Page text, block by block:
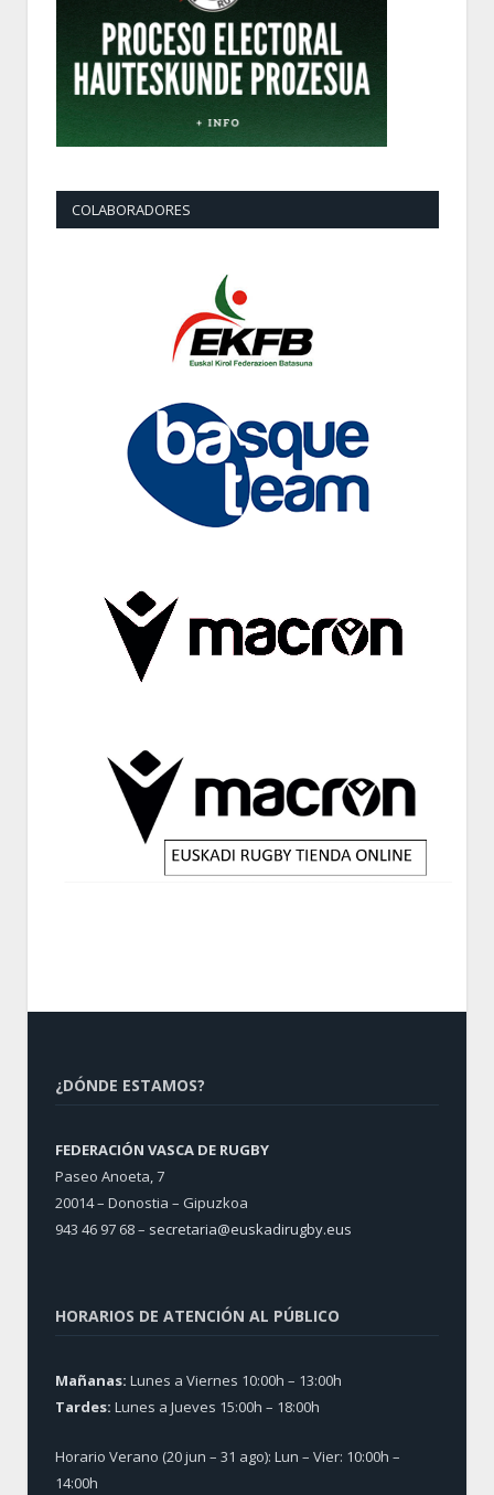
COLABORADORES
¿DÓNDE ESTAMOS?
FEDERACIÓN VASCA DE RUGBY
Paseo Anoeta, 7
20014 – Donostia – Gipuzkoa
943 46 97 68 – secretaria@euskadirugby.eus
HORARIOS DE ATENCIÓN AL PÚBLICO
Mañanas: Lunes a Viernes 10:00h – 13:00h
Tardes: Lunes a Jueves 15:00h – 18:00h
Horario Verano (20 jun – 31 ago): Lun – Vier: 10:00h –
14:00h